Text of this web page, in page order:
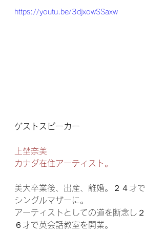
https://youtu.be/3djxowSSaxw
ゲストスピーカー
上埜奈美
カナダ在住アーティスト。
美大卒業後、出産、離婚。２４才で
シングルマザーに。
アーティストとしての道を断念し２
６才で英会話教室を開業。